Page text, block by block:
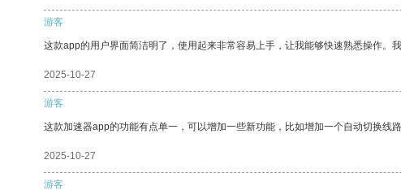
游客
这款app的用户界面简洁明了，使用起来非常容易上手，让我能够快速熟悉操作。
2025-10-27
游客
这款加速器app的功能有点单一，可以增加一些新功能，比如增加一个自动切换线路
2025-10-27
游客